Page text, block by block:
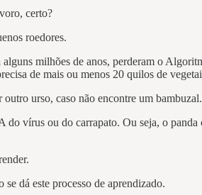
certo?
roedores.
milhões de anos, perderam o
de mais ou menos 20 quilos de
urso, caso não encontre um
vírus ou do carrapato. Ou seja, o
dá este processo de aprendizado.